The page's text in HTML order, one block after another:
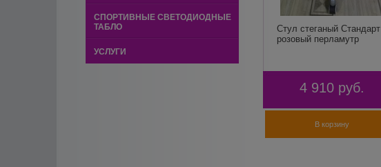
СПОРТИВНЫЕ СВЕТОДИОДНЫЕ
ТАБЛО
УСЛУГИ
Стул стеганый Стандарт
розовый перламутр
4 910 руб.
В корзину